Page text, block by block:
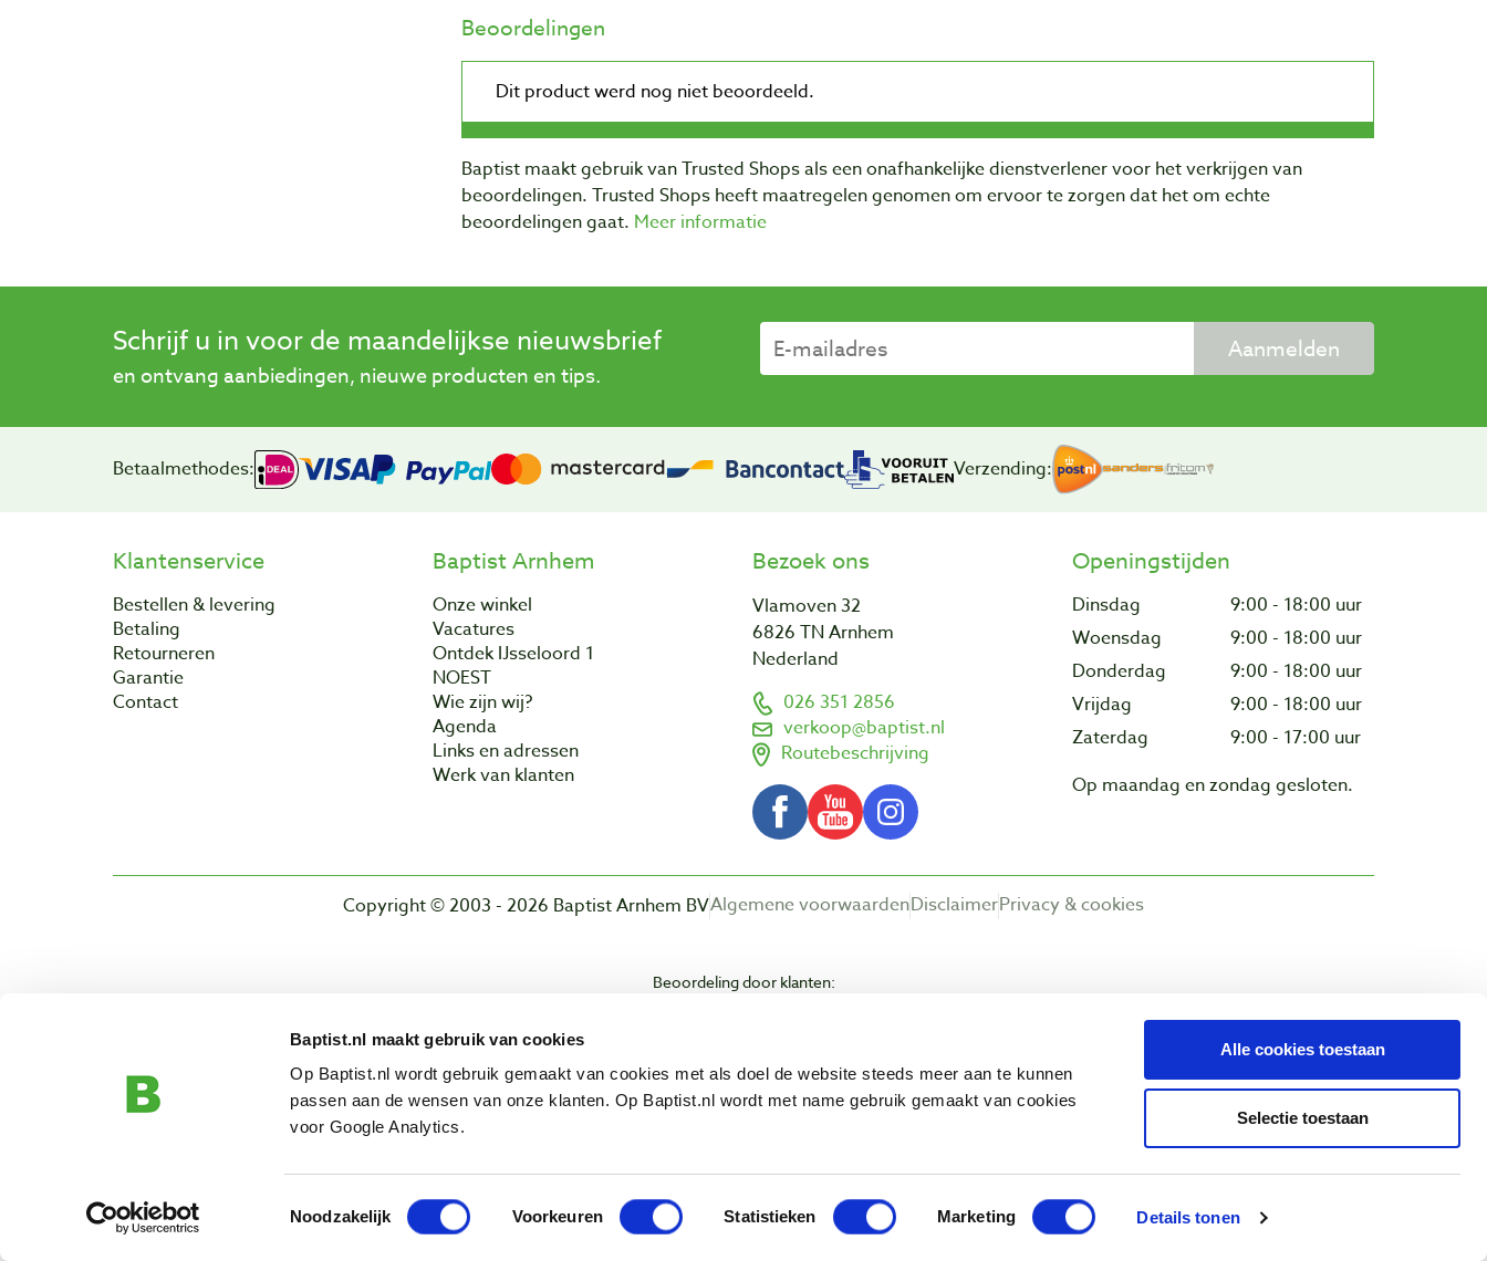
Baptist.nl maakt gebruik van cookies
Op Baptist.nl wordt gebruik gemaakt van cookies met als doel de website steeds meer aan te kunnen
passen aan de wensen van onze klanten. Op Baptist.nl wordt met name gebruik gemaakt van cookies
voor Google Analytics.
Toestemmingsselectie
Noodzakelijk
Voorkeuren Statistieken Marketing Details tonen
Alle cookies toestaan
Selectie toestaan
Beoordelingen
Baptist maakt gebruik van Trusted Shops als een onafhankelijke dienstverlener voor het verkrijgen van
beoordelingen. Trusted Shops heeft maatregelen genomen om ervoor te zorgen dat het om echte
beoordelingen gaat. Meer informatie
Schrijf u in voor de maandelijkse nieuwsbrief
en ontvang aanbiedingen, nieuwe producten en tips.
Aanmelden
Betaalmethodes: Verzending:
Klantenservice
Bestellen & levering
Betaling
Retourneren
Garantie
Contact
Baptist Arnhem
Onze winkel
Vacatures
Ontdek IJsseloord 1
NOEST
Wie zijn wij?
Agenda
Links en adressen
Werk van klanten
Bezoek ons
Vlamoven 32
6826 TN Arnhem
Nederland
026 351 2856
verkoop@baptist.nl
Routebeschrijving
Openingstijden
Dinsdag
9:00 - 18:00 uur
Woensdag
9:00 - 18:00 uur
Donderdag
9:00 - 18:00 uur
Vrijdag
9:00 - 18:00 uur
Zaterdag
9:00 - 17:00 uur
Op maandag en zondag gesloten.
Algemene voorwaardenDisclaimerPrivacy & cookies
Copyright © 2003 - 2026 Baptist Arnhem BV
Beoordeling door klanten: